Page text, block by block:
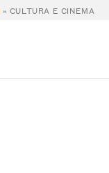
» CULTURA E CINEMA